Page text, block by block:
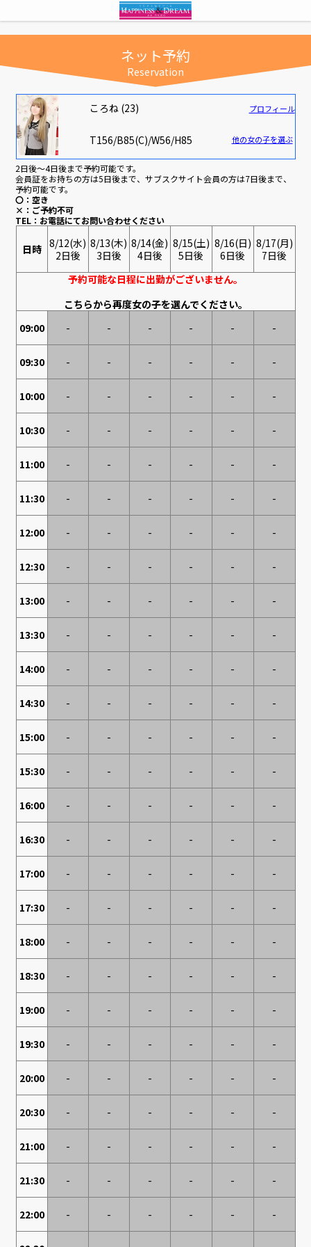
ネット予約
Reservation
ころね (23) プロフィール
T156/B85(C)/W56/H85 他の女の子を選ぶ
2日後～4日後まで予約可能です。
会員証をお持ちの方は5日後まで、サブスクサイト会員の方は7日後まで、
予約可能です。
〇：空き
×：ご予約不可
TEL：お電話にてお問い合わせください
日時 8/12(水)
2日後
8/13(木)
3日後
8/14(金)
4日後
8/15(土)
5日後
8/16(日)
6日後
8/17(月)
7日後
予約可能な日程に出勤がございません。
こちらから再度女の子を選んでください。
09:00
- - - - - -
09:30 - - - - - -
10:00 - - - - - -
10:30 - - - - - -
11:00 - - - - - -
11:30 - - - - - -
12:00 - - - - - -
12:30 - - - - - -
13:00 - - - - - -
13:30 - - - - - -
14:00 - - - - - -
14:30 - - - - - -
15:00 - - - - - -
15:30 - - - - - -
16:00 - - - - - -
16:30 - - - - - -
17:00 - - - - - -
17:30 - - - - - -
18:00 - - - - - -
18:30 - - - - - -
19:00 - - - - - -
19:30 - - - - - -
20:00 - - - - - -
20:30 - - - - - -
21:00 - - - - - -
21:30 - - - - - -
22:00 - - - - - -